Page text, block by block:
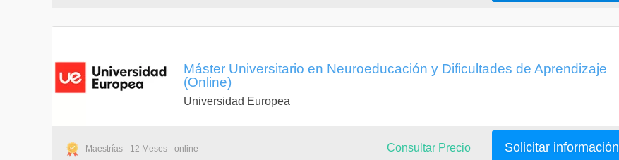
Máster Universitario en Neuroeducación y Dificultades de Aprendizaje
(Online)
Universidad Europea
Maestrías - 12 Meses - online Solicitar información
Consultar Precio